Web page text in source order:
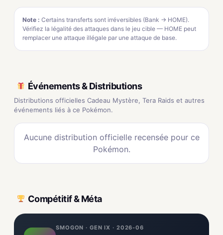
Note : Certains transferts sont irréversibles (Bank → HOME).
Vérifiez la légalité des attaques dans le jeu cible — HOME peut
remplacer une attaque illégale par une attaque de base.
Événements & Distributions
Distributions officielles Cadeau Mystère, Tera Raids et autres
événements liés à ce Pokémon.
Aucune distribution officielle recensée pour ce
Pokémon.
Compétitif & Méta
SMOGON · GEN IX · 2026-06